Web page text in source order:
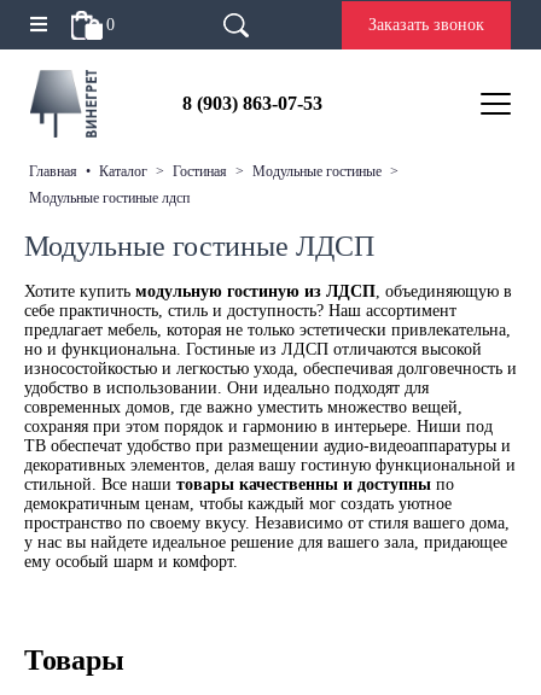
0 Заказать звонок
8 (903) 863-07-53
главная • каталог > гостиная > модульные гостиные >
модульные гостиные лдсп
Модульные гостиные ЛДСП
Хотите купить модульную гостиную из ЛДСП, объединяющую в
себе практичность, стиль и доступность? Наш ассортимент
предлагает мебель, которая не только эстетически привлекательна,
но и функциональна. Гостиные из ЛДСП отличаются высокой
износостойкостью и легкостью ухода, обеспечивая долговечность и
удобство в использовании. Они идеально подходят для
современных домов, где важно уместить множество вещей,
сохраняя при этом порядок и гармонию в интерьере. Ниши под
ТВ обеспечат удобство при размещении аудио-видеоаппаратуры и
декоративных элементов, делая вашу гостиную функциональной и
стильной. Все наши товары качественны и доступны по
демократичным ценам, чтобы каждый мог создать уютное
пространство по своему вкусу. Независимо от стиля вашего дома,
у нас вы найдете идеальное решение для вашего зала, придающее
ему особый шарм и комфорт.
Товары